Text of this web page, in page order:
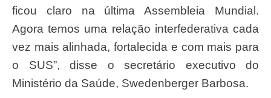
ficou claro na última Assembleia Mundial.
Agora temos uma relação interfederativa cada
vez mais alinhada, fortalecida e com mais para
o SUS”, disse o secretário executivo do
Ministério da Saúde, Swedenberger Barbosa.